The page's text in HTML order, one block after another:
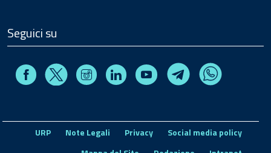
Seguici su
FacebookX InstagramLinkedin Youtube TelegramWhatsapp
URP Note Legali Privacy
Social media policy